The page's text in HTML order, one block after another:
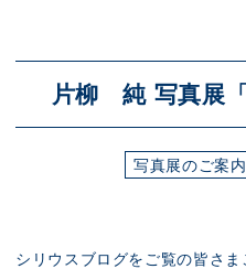
片柳 純 写真展「
写真展のご案内
シリウスブログをご覧の皆さま
アクセス